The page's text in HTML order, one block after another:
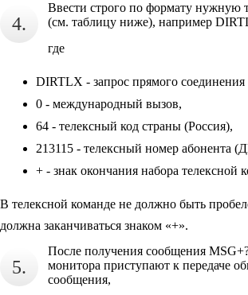
4.
Ввести строго по формату нужную
(см. таблицу ниже), например
где
DIRTLX - запрос прямого соединения
0 - международный вызов,
64 - телексный код страны (Россия),
213115 - телексный номер абонента
+ - знак окончания набора телексной
В телексной команде не должно быть
должна заканчиваться знаком «+».
5.
После получения сообщения
монитора приступают к передаче
сообщения,